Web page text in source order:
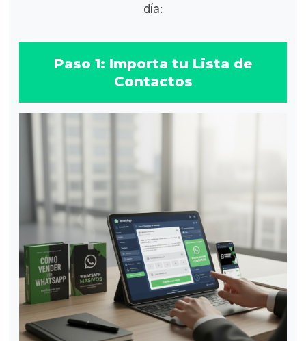
día:
Paso 1: Importa tu Lista de
Contactos